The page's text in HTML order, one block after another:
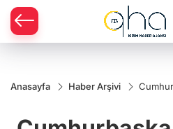
Anasayfa Haber Arşivi